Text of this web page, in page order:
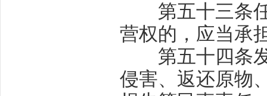
第五十三条
营权的，应当承
第五十四条
侵害、返还原物